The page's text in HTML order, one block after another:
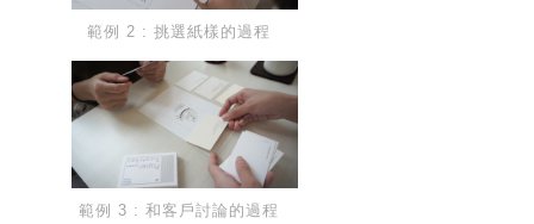
範例 2 : 挑選紙樣的過程
範例 3 : 和客戶討論的過程